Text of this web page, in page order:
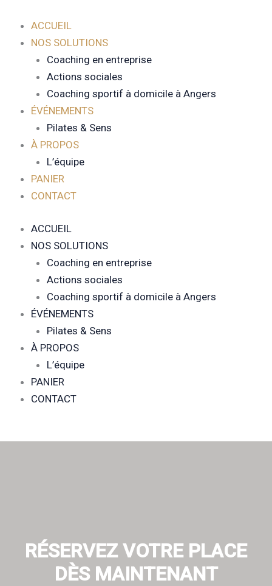
contenu
ACCUEIL
NOS SOLUTIONS
Coaching en entreprise
Actions sociales
Coaching sportif à domicile à Angers
ÉVÉNEMENTS
Pilates & Sens
À PROPOS
L’équipe
PANIER
CONTACT
ACCUEIL
NOS SOLUTIONS
Coaching en entreprise
Actions sociales
Coaching sportif à domicile à Angers
ÉVÉNEMENTS
Pilates & Sens
À PROPOS
L’équipe
PANIER
CONTACT
RÉSERVEZ VOTRE PLACE
DÈS MAINTENANT